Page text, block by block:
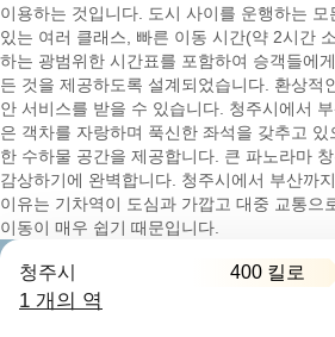
이용하는 것입니다. 도시 사이를 운행하는
있는 여러 클래스, 빠른 이동 시간(약 2시간
하는 광범위한 시간표를 포함하여 승객들에
든 것을 제공하도록 설계되었습니다. 환상적
안 서비스를 받을 수 있습니다. 청주시에서
은 객차를 자랑하며 푹신한 좌석을 갖추고
한 수하물 공간을 제공합니다. 큰 파노라마
감상하기에 완벽합니다. 청주시에서 부산까
이유는 기차역이 도심과 가깝고 대중 교통으
이동이 매우 쉽기 때문입니다.
청주시 400 킬로
1 개의 역